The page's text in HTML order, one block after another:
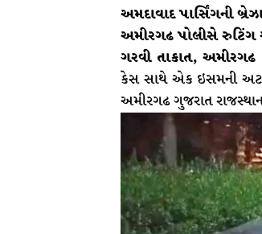
અમદાવાદ પાર્સિંગની
અમીરગઢ પોલીસે રુટિંગ
ગરવી તાકાત, અમીરગઢ
કેસ સાથે એક ઇસમની
અમીરગઢ ગુજરાત